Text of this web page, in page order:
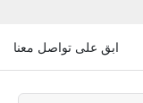
ابق على تواصل معنا